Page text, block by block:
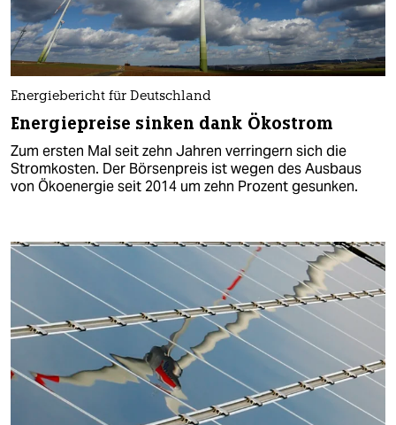
Energiebericht für Deutschland
Energiepreise sinken dank Ökostrom
Zum ersten Mal seit zehn Jahren verringern sich die
Stromkosten. Der Börsenpreis ist wegen des Ausbaus
von Ökoenergie seit 2014 um zehn Prozent gesunken.